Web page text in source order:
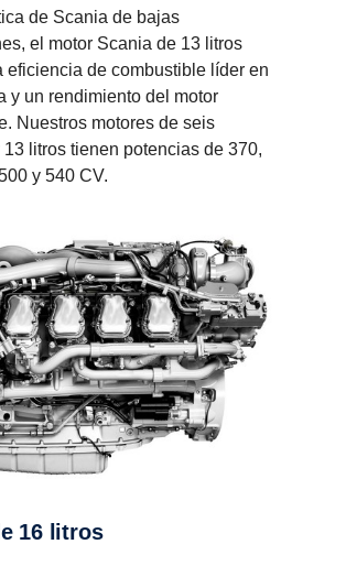
de Scania de bajas
el motor Scania de 13 litros
eficiencia de combustible líder en
y un rendimiento del motor
Nuestros motores de seis
litros tienen potencias de 370,
y 540 CV.
16 litros